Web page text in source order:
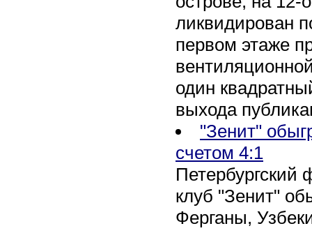
ликвидирован
первом этаже
один
выхода
"Зенит"
счетом 4:1
Петербургский
клуб "Зенит"
Ферганы,